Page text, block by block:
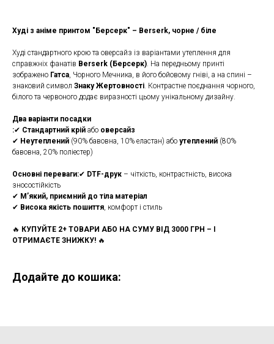
Худі з аніме принтом "Берсерк" – Berserk, чорне / біле
Худі стандартного крою та оверсайз із варіантами утеплення для
справжніх фанатів Berserk (Берсерк). На передньому принті
зображено Гатса, Чорного Мечника, в його бойовому гніві, а на спині –
знаковий символ Знаку Жертовності. Контрастне поєднання чорного,
білого та червоного додає виразності цьому унікальному дизайну.
Два варіанти посадки
:✔ Стандартний крій або оверсайз
✔ Неутеплений (90% бавовна, 10% еластан) або утеплений (80%
бавовна, 20% поліестер)
Основні переваги:✔ DTF-друк – чіткість, контрастність, висока
зносостійкість
✔ М’який, приємний до тіла матеріал
✔ Висока якість пошиття, комфорт і стиль
🔥 КУПУЙТЕ 2+ ТОВАРИ АБО НА СУМУ ВІД 3000 ГРН – І
ОТРИМАЄТЕ ЗНИЖКУ! 🔥
Додайте до кошика: